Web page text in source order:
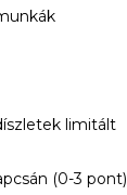
limitált
(0-3 pont)